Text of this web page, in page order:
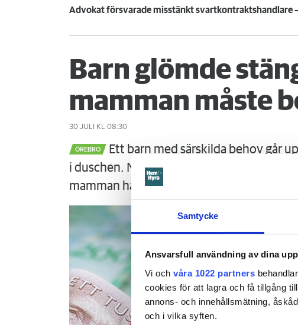
Samtycke
Ansvarsfull användning av dina
Vi och våra 1022 partners
cookies för att lagra och få tillgång
annons- och innehållsmätning,
och i vilka syften.
Advokat försvarade misstänkt svartkontraktshandlare
Barn glömde
mamman måste
30 JULI KL 08:30
ÖREBRO
Ett barn med särskilda behov går
i duschen. När mamman vaknar är det
mamman ha förhindrat menar